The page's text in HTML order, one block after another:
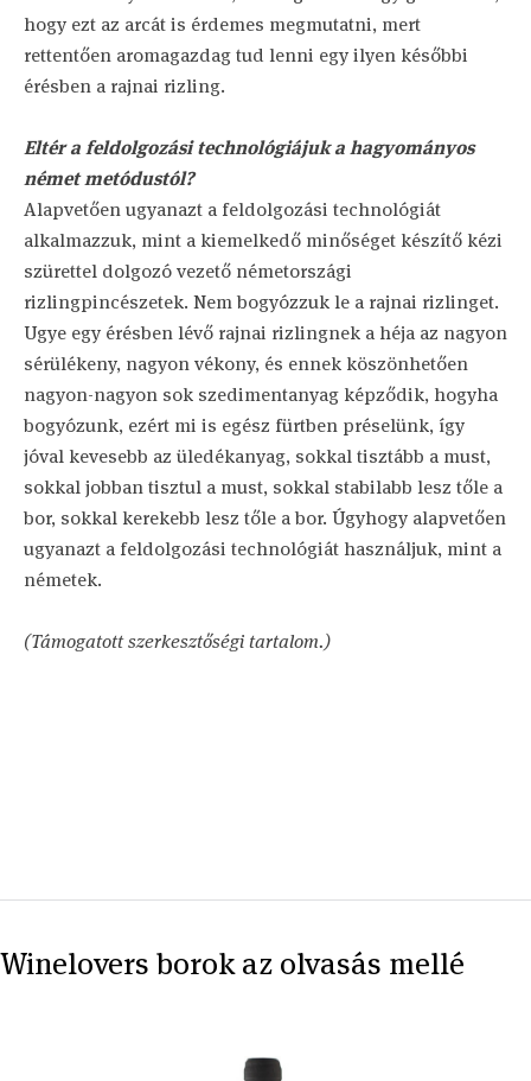
hogy ezt az arcát is érdemes megmutatni, mert
rettentően aromagazdag tud lenni egy ilyen későbbi
érésben a rajnai rizling.
Eltér a feldolgozási technológiájuk a hagyományos
német metódustól?
Alapvetően ugyanazt a feldolgozási technológiát
alkalmazzuk, mint a kiemelkedő minőséget készítő kézi
szürettel dolgozó vezető németországi
rizlingpincészetek. Nem bogyózzuk le a rajnai rizlinget.
Ugye egy érésben lévő rajnai rizlingnek a héja az nagyon
sérülékeny, nagyon vékony, és ennek köszönhetően
nagyon-nagyon sok szedimentanyag képződik, hogyha
bogyózunk, ezért mi is egész fürtben préselünk, így
jóval kevesebb az üledékanyag, sokkal tisztább a must,
sokkal jobban tisztul a must, sokkal stabilabb lesz tőle a
bor, sokkal kerekebb lesz tőle a bor. Úgyhogy alapvetően
ugyanazt a feldolgozási technológiát használjuk, mint a
németek.
(Támogatott szerkesztőségi tartalom.)
Winelovers borok az olvasás mellé